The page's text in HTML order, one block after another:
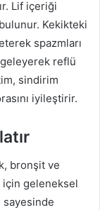
Lif içeriği
Kekikteki
spazmları
reflü
sindirim
iyileştirir.
bronşit ve
için geleneksel
sayesinde